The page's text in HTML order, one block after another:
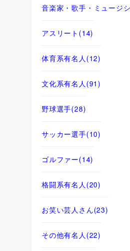
音楽家・歌手・ミュージ
アスリート (14)
体育系有名人 (12)
文化系有名人 (91)
野球選手(28)
サッカー選手(10)
ゴルファー(14)
格闘系有名人 (20)
お笑い芸人さん(23)
その他有名人 (22)